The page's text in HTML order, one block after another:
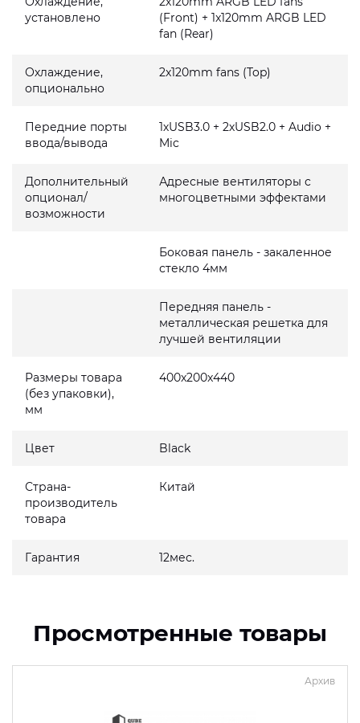
установлено
(Front) + 1x120mm ARGB LED
fan (Rear)
Охлаждение,
опционально
2x120mm fans (Top)
Передние порты
ввода/вывода
1хUSB3.0 + 2хUSB2.0 + Audio +
Mic
Дополнительный
опционал/
возможности
Адресные вентиляторы с
многоцветными эффектами
Боковая панель - закаленное
стекло 4мм
Передняя панель -
металлическая решетка для
лучшей вентиляции
Размеры товара
(без упаковки),
мм
400x200x440
Цвет Black
Страна-
производитель
товара
Китай
Гарантия 12мес.
Просмотренные товары
Архив